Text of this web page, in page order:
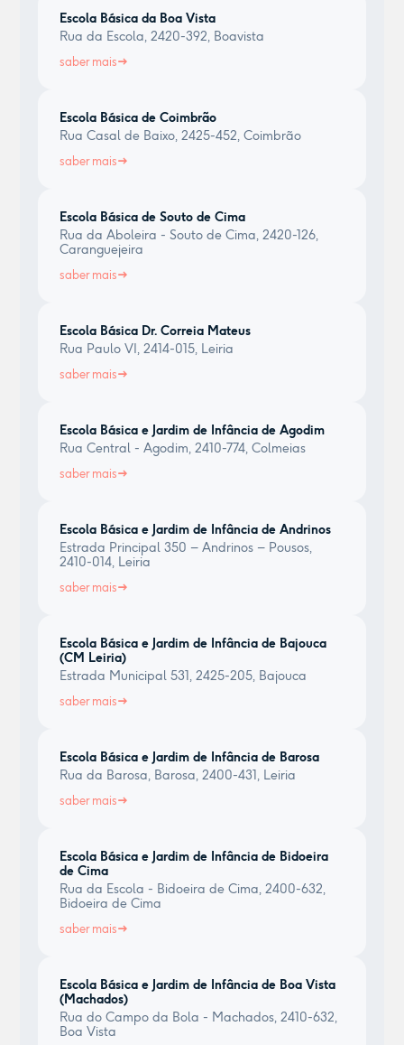
Escola Básica da Boa Vista
Rua da Escola, 2420-392, Boavista
saber mais
Escola Básica de Coimbrão
Rua Casal de Baixo, 2425-452, Coimbrão
saber mais
Escola Básica de Souto de Cima
Rua da Aboleira - Souto de Cima, 2420-126,
Caranguejeira
saber mais
Escola Básica Dr. Correia Mateus
Rua Paulo VI, 2414-015, Leiria
saber mais
Escola Básica e Jardim de Infância de Agodim
Rua Central - Agodim, 2410-774, Colmeias
saber mais
Escola Básica e Jardim de Infância de Andrinos
Estrada Principal 350 – Andrinos – Pousos,
2410-014, Leiria
saber mais
Escola Básica e Jardim de Infância de Bajouca
(CM Leiria)
Estrada Municipal 531, 2425-205, Bajouca
saber mais
Escola Básica e Jardim de Infância de Barosa
Rua da Barosa, Barosa, 2400-431, Leiria
saber mais
Escola Básica e Jardim de Infância de Bidoeira
de Cima
Rua da Escola - Bidoeira de Cima, 2400-632,
Bidoeira de Cima
saber mais
Escola Básica e Jardim de Infância de Boa Vista
(Machados)
Rua do Campo da Bola - Machados, 2410-632,
Boa Vista